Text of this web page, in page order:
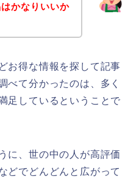
かなりいいか
お得な情報を探して記事
べて分かったのは、多く
足しているということで
に、世の中の人が高評価
どでどんどんと広がって